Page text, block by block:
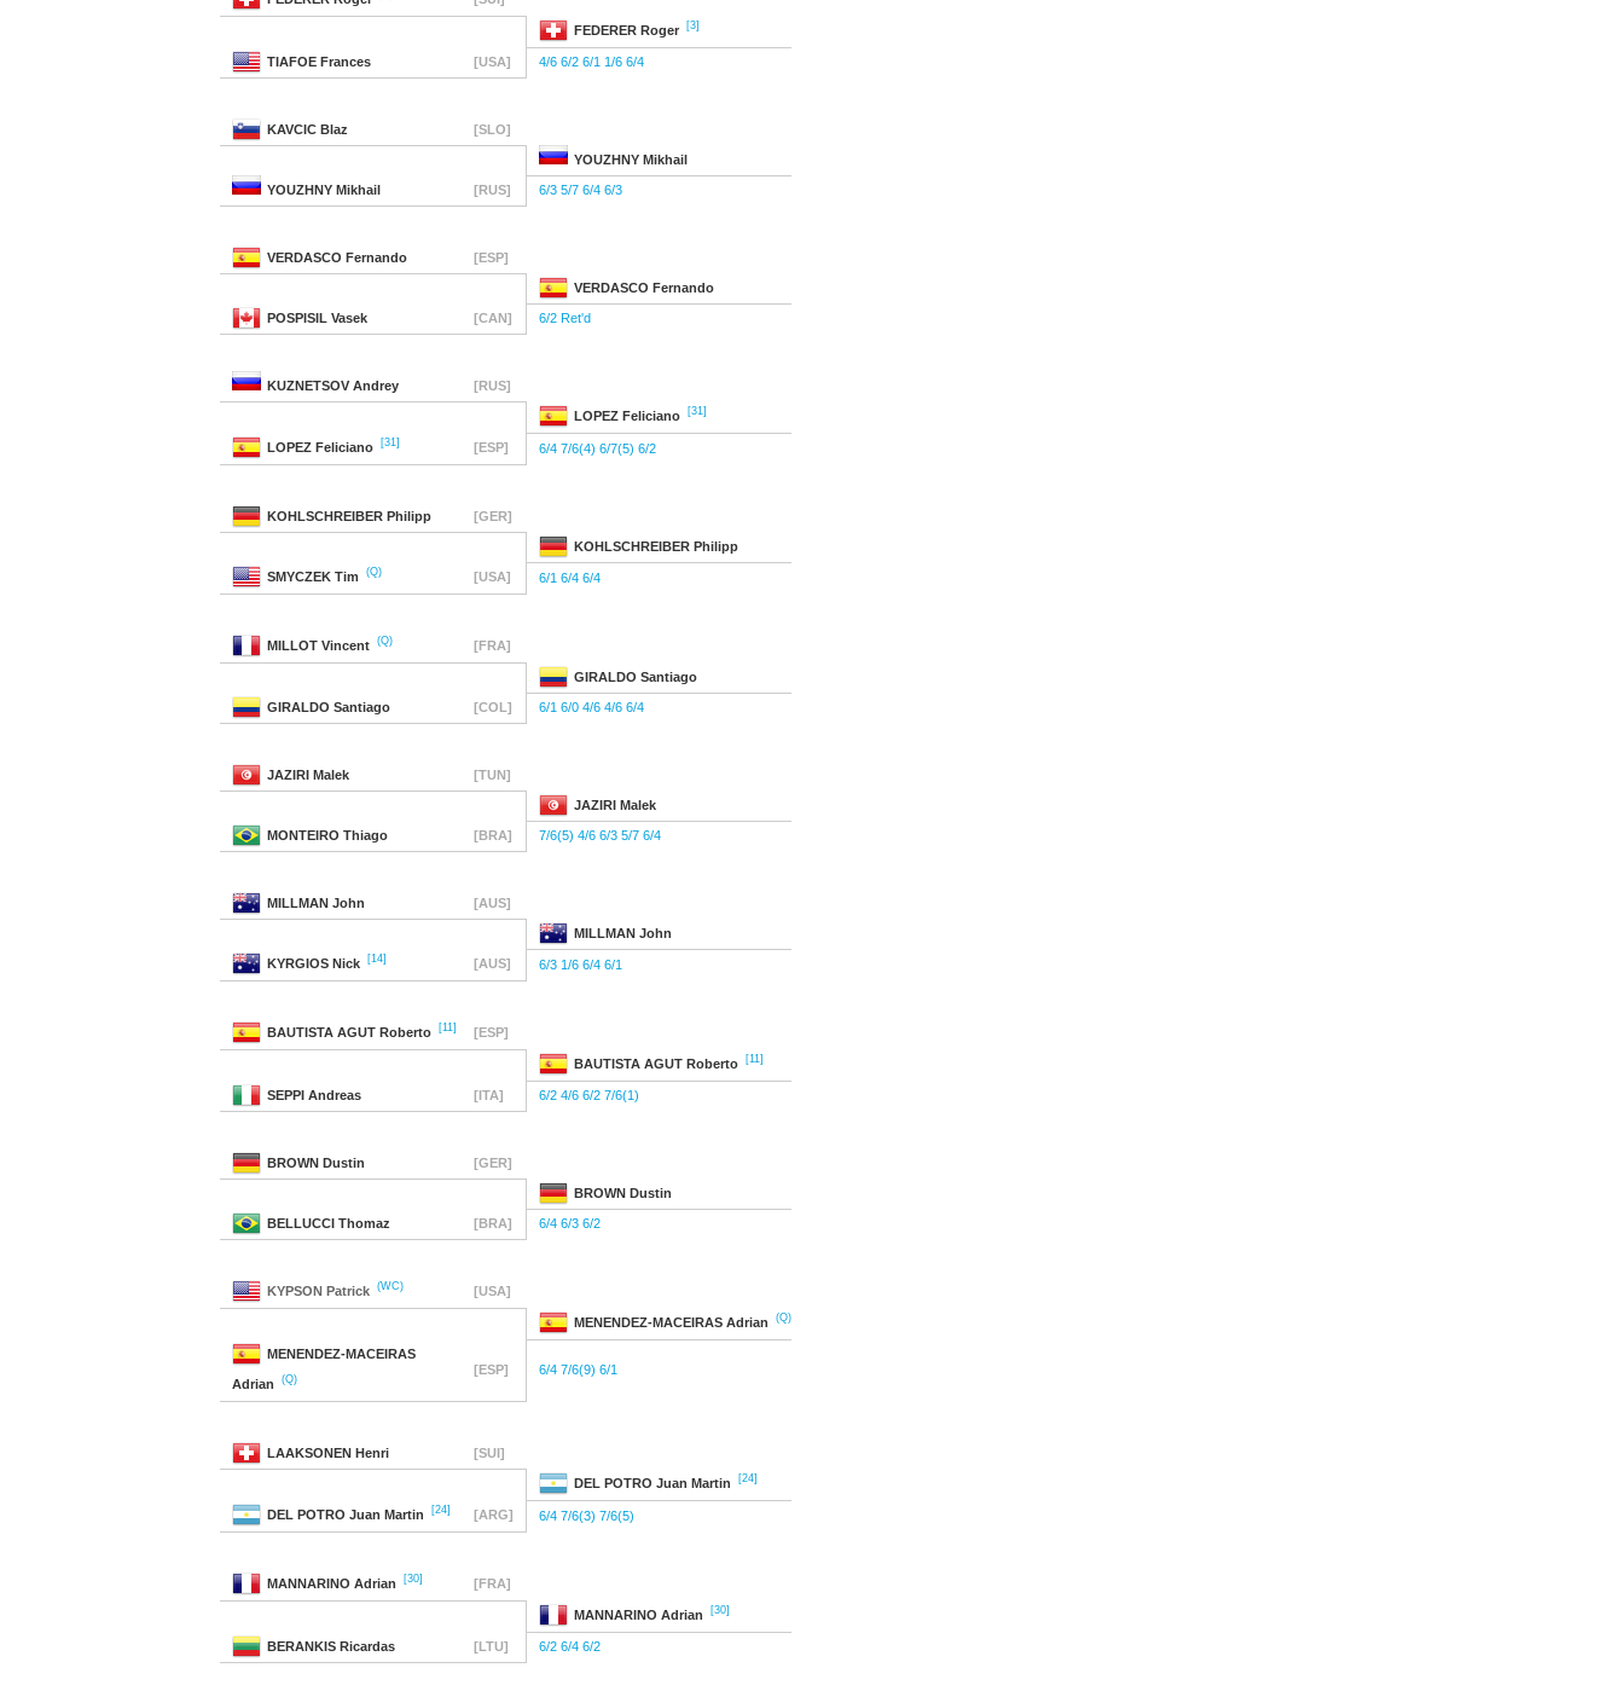
FEDERER Roger [3]
TIAFOE Frances [USA] 4/6 6/2 6/1 1/6 6/4
KAVCIC Blaz [SLO]
YOUZHNY Mikhail
YOUZHNY Mikhail [RUS] 6/3 5/7 6/4 6/3
VERDASCO Fernando [ESP]
VERDASCO Fernando
POSPISIL Vasek [CAN] 6/2 Ret'd
KUZNETSOV Andrey [RUS]
LOPEZ Feliciano [31]
LOPEZ Feliciano [31] [ESP] 6/4 7/6(4) 6/7(5) 6/2
KOHLSCHREIBER Philipp [GER]
KOHLSCHREIBER Philipp
SMYCZEK Tim (Q) [USA] 6/1 6/4 6/4
MILLOT Vincent (Q) [FRA]
GIRALDO Santiago
GIRALDO Santiago [COL] 6/1 6/0 4/6 4/6 6/4
JAZIRI Malek [TUN]
JAZIRI Malek
MONTEIRO Thiago [BRA] 7/6(5) 4/6 6/3 5/7 6/4
MILLMAN John [AUS]
MILLMAN John
KYRGIOS Nick [14] [AUS] 6/3 1/6 6/4 6/1
BAUTISTA AGUT Roberto [11] [ESP]
BAUTISTA AGUT Roberto [11]
SEPPI Andreas [ITA] 6/2 4/6 6/2 7/6(1)
BROWN Dustin [GER]
BROWN Dustin
BELLUCCI Thomaz [BRA] 6/4 6/3 6/2
KYPSON Patrick (WC) [USA]
MENENDEZ-MACEIRAS Adrian (Q)
MENENDEZ-MACEIRAS
Adrian (Q)
[ESP] 6/4 7/6(9) 6/1
LAAKSONEN Henri [SUI]
DEL POTRO Juan Martin [24]
DEL POTRO Juan Martin [24] [ARG] 6/4 7/6(3) 7/6(5)
MANNARINO Adrian [30] [FRA]
MANNARINO Adrian [30]
BERANKIS Ricardas [LTU] 6/2 6/4 6/2